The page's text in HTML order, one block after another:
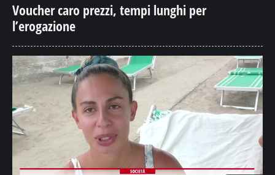
Voucher caro prezzi, tempi lunghi per
l’erogazione